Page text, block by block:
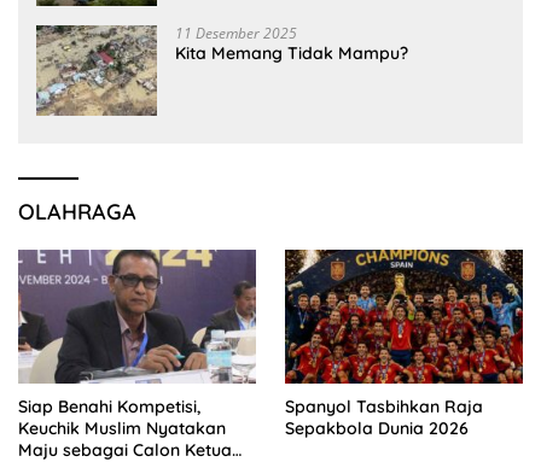
11 Desember 2025
Kita Memang Tidak Mampu?
OLAHRAGA
Siap Benahi Kompetisi,
Keuchik Muslim Nyatakan
Maju sebagai Calon Ketua
Spanyol Tasbihkan Raja
Sepakbola Dunia 2026